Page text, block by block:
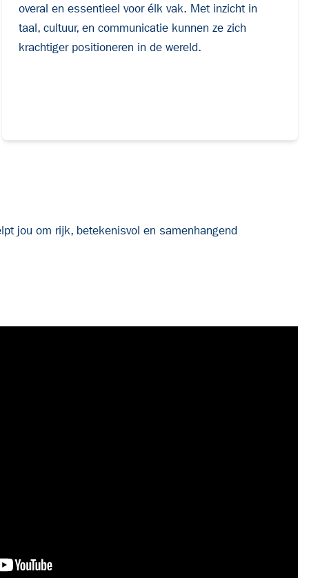
overal en essentieel voor élk vak. Met inzicht in
taal, cultuur, en communicatie kunnen ze zich
krachtiger positioneren in de wereld.
jou om rijk, betekenisvol en samenhangend